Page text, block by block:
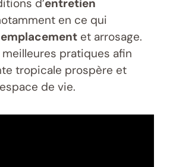
d’entretien
en ce qui
emplacement et arrosage.
pratiques afin
tropicale prospère et
de vie.